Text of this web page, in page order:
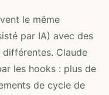
le même
par IA) avec des
Claude
les hooks : plus de
de cycle de